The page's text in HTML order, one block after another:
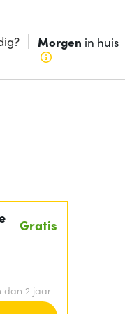
Morgen in huis
Gratis
dan 2 jaar